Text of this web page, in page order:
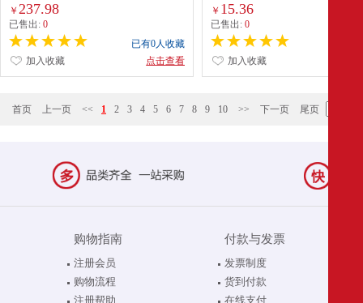
￥ 237.98
已售出: 0
已有0人收藏
点击查看
加入收藏
￥ 15.36
已售出:0
加入收藏
首页 上一页 << 1 2 3 4 5 6 7 8 9 10 >> 下一页 尾页
购物指南
注册会员
购物流程
注册帮助
付款与发票
发票制度
货到付款
在线支付